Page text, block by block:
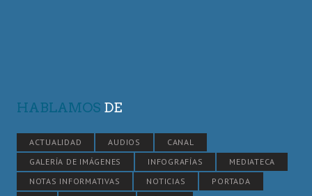
HABLAMOS DE
ACTUALIDAD AUDIOS
CANAL
GALERÍA DE IMÁGENES
INFOGRAFÍAS
MEDIATECA
NOTAS INFORMATIVAS
NOTICIAS
PORTADA